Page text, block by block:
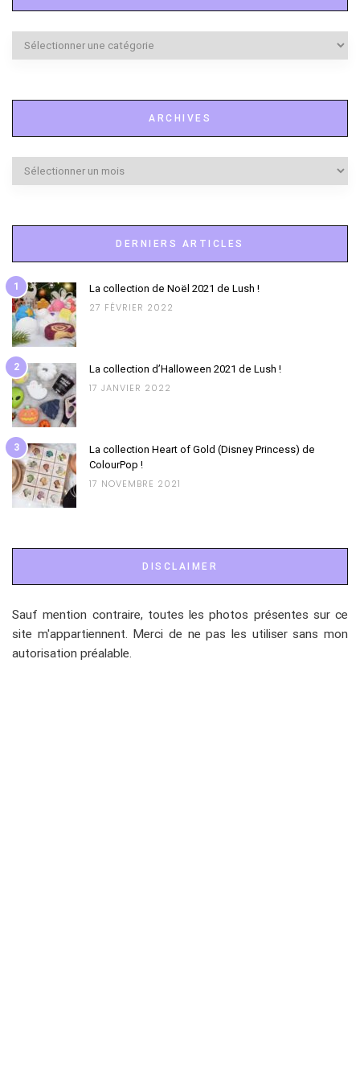
Marques
ARCHIVES
Archives
DERNIERS ARTICLES
1 La collection de Noël 2021 de Lush !
27 FÉVRIER 2022
2 La collection d’Halloween 2021 de Lush !
17 JANVIER 2022
3
La collection Heart of Gold (Disney Princess) de
ColourPop !
17 NOVEMBRE 2021
DISCLAIMER
Sauf mention contraire, toutes les photos présentes sur ce
site m'appartiennent. Merci de ne pas les utiliser sans mon
autorisation préalable.